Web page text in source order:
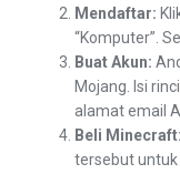
Mendaftar:
“Komputer”.
Buat Akun:
Mojang. Isi
alamat email
Beli Minecraft:
tersebut untuk